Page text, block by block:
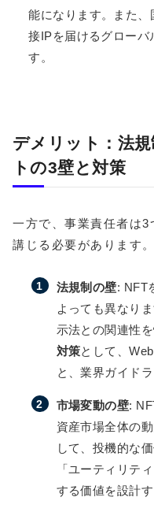
能になります。また
接IPを届けるグローバ
す。
デメリット：法
トの3壁と対策
一方で、事業責任者は3
講じる必要があります。
法規制の壁: NFT
よっても異なり
示法との関連性
対策として、
と、業界ガイド
市場変動の壁:
資産市場全体の
して、投機的な
「ユーティリテ
する価値を設計